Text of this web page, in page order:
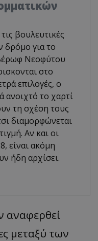
βουλευτικές
δρόμο για το
Νεοφύτου
στο
επιλογές, ο
ανοιχτό το χαρτί
τη σχέση τους
διαμορφώνεται
Αν και οι
είναι ακόμη
ήδη αρχίσει.
αναφερθεί
μεταξύ των